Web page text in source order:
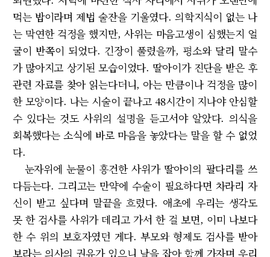
먹는 밥이라며 제법 술잔을 기울였다. 의학지식이 없는 나
는 막연한 걱정을 했지만, 사위는 마음고생이 심했는지 얼
굴이 반쪽이 되었다. 긴장이 풀렸을까, 평소와 달리 말수
가 많아지고 상기된 모습이었다. 딸아이가 진단을 받은 후
관련 자료를 찾아 읽는다더니, 아는 만큼이나 걱정을 많이
한 모양이다. 나는 시술이 끝나고 48시간이 지나야 안심할
수 있다는 것도 사위의 설명을 듣고서야 알았다. 의식을
회복했다는 소식에 바로 마음을 놓았다는 말을 할 수 없었
다.
눈자위에 눈물이 흥건한 사위가 딸아이의 팔다리를 쓰
다듬는다. 그리고는 만약에 수술이 필요하다면 차라리 자
신이 받고 싶다며 말끝을 흐렸다. 애초에 우리는 생각도
못 한 검사를 사위가 데리고 가서 한 걸 보면, 이미 나보다
한 수 위의 보호자였던 게다. 부모와 형제도 검사를 받아
보라는 의사의 권유가 있으니 날을 잡아 함께 가자며 우리